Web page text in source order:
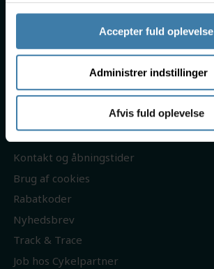
Accepter fuld oplevelse
Administrer indstillinger
Afvis fuld oplevelse
Handelsbetingelser
Persondatapolitik
Fragt & levering
Reklamation
Kontakt og åbningstider
Brug af cookies
Rabatkoder
Nyhedsbrev
Track & Trace
Job hos Cykelpartner